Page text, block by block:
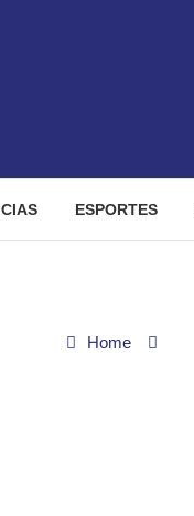
ESPORTES
Home